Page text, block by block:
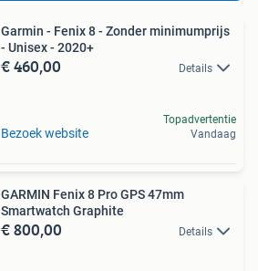
Garmin - Fenix 8 - Zonder minimumprijs
- Unisex - 2020+
€ 460,00 Details
Bezoek website
Topadvertentie
Vandaag
GARMIN Fenix 8 Pro GPS 47mm
Smartwatch Graphite
€ 800,00 Details